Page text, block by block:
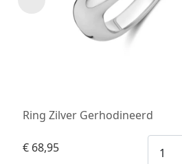
Ring Zilver Gerhodineerd
€ 68,95